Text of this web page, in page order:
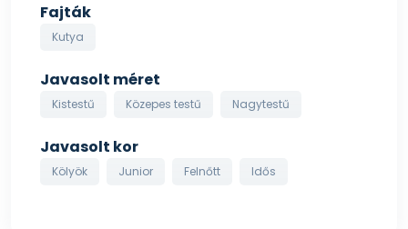
Fajták
Kutya
Javasolt méret
Kistestű Közepes testű Nagytestű
Javasolt kor
Kölyök Junior Felnőtt Idős